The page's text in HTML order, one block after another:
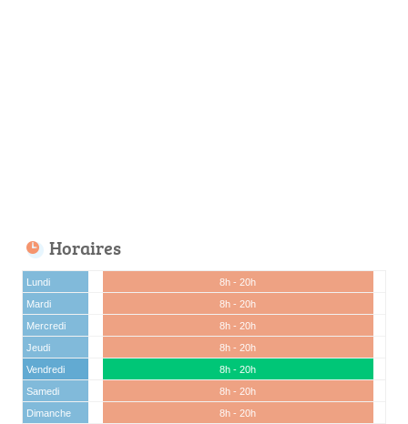
Horaires
Lundi
8h - 20h
Mardi
8h - 20h
Mercredi
8h - 20h
Jeudi
8h - 20h
Vendredi
8h - 20h
Samedi
8h - 20h
Dimanche
8h - 20h